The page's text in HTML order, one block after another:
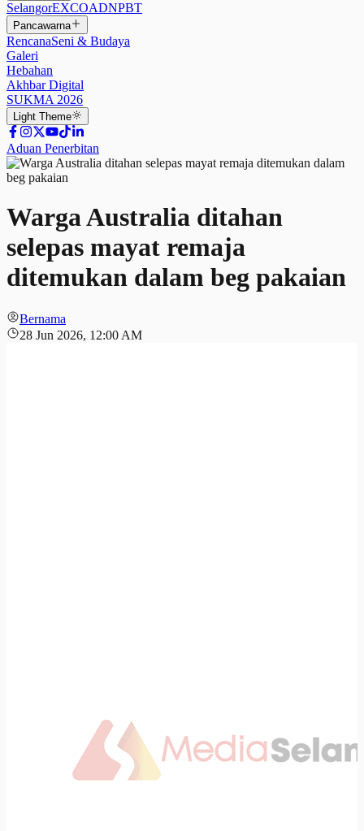
SelangorEXCOADNPBT
Pancawarna
RencanaSeni & Budaya
Galeri
Hebahan
Akhbar Digital
SUKMA 2026
Light Theme
Aduan Penerbitan
Warga Australia ditahan
selepas mayat remaja
ditemukan dalam beg pakaian
Bernama
28 Jun 2026, 12:00 AM